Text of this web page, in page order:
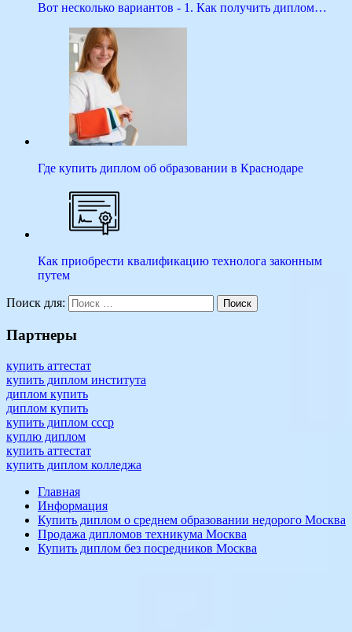
Вот несколько вариантов - 1. Как получить диплом…
Где купить диплом об образовании в Краснодаре
Как приобрести квалификацию технолога законным
путем
готовыйзаказать
окончаниис
реестромтехникум
Поиск для: Поиск
Партнеры
купить аттестат
купить диплом института
диплом купить
диплом купить
купить диплом ссср
куплю диплом
купить аттестат
купить диплом колледжа
Главная
Информация
Купить диплом о среднем образовании недорого Москва
Продажа дипломов техникума Москва
Купить диплом без посредников Москва